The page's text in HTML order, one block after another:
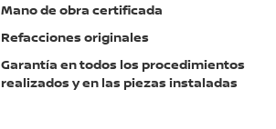
Mano de obra certificada
Refacciones originales
Garantía en todos los procedimientos
realizados y en las piezas instaladas